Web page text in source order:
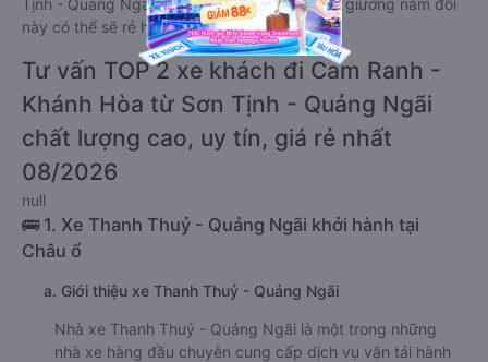
Tịnh - Quảng Ngãi đi Cam Ranh - Khánh Hòa giường nằm đôi
này có thể sẽ rẻ hơn.
Tư vấn TOP 2 xe khách đi Cam Ranh -
Khánh Hòa từ Sơn Tịnh - Quảng Ngãi
chất lượng cao, uy tín, giá rẻ nhất
08/2026
null
🚌 1. Xe Thanh Thuỷ - Quảng Ngãi khởi hành tại
Châu ổ
a. Giới thiệu xe Thanh Thuỷ - Quảng Ngãi
Nhà xe Thanh Thuỷ - Quảng Ngãi là một trong những
nhà xe hàng đầu chuyên cung cấp dịch vụ vận tải hành